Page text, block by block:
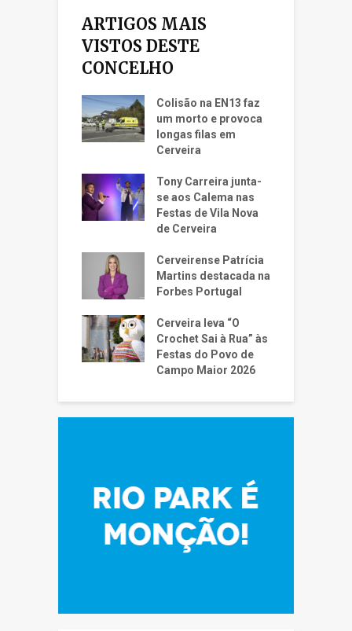
ARTIGOS MAIS
VISTOS DESTE
CONCELHO
Colisão na EN13 faz
um morto e provoca
longas filas em
Cerveira
Tony Carreira junta-
se aos Calema nas
Festas de Vila Nova
de Cerveira
Cerveirense Patrícia
Martins destacada na
Forbes Portugal
Cerveira leva “O
Crochet Sai à Rua” às
Festas do Povo de
Campo Maior 2026